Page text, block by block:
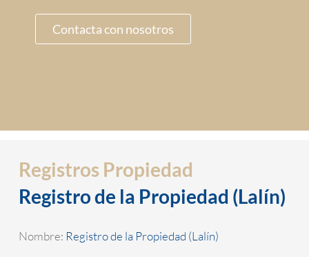
Contacta con nosotros
Registros Propiedad
Registro de la Propiedad (Lalín)
Nombre: Registro de la Propiedad (Lalín)